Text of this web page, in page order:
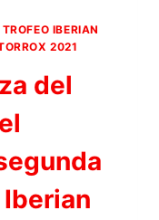
TROFEO IBERIAN
2021
del